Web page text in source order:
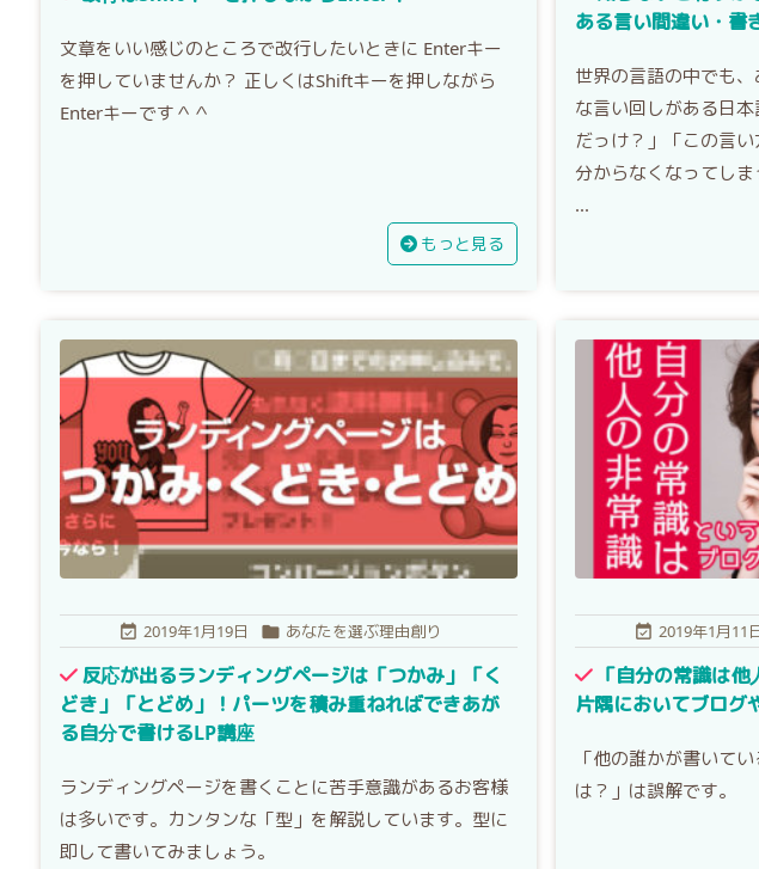
文章をいい感じのところで改行したいときに Enterキー
を押していませんか？ 正しくはShiftキーを押しながら
Enterキーです＾＾
もっと見る
ある言い間違い・書
世界の言語の中でも
な言い回しがある日
だっけ？」「この言
分からなくなってし
...
 2019年1月19日  あなたを選ぶ理由創り
反応が出るランディングページは「つかみ」「く
どき」「とどめ」！パーツを積み重ねればできあが
る自分で書けるLP講座
ランディングページを書くことに苦手意識があるお客様
は多いです。カンタンな「型」を解説しています。型に
即して書いてみましょう。
 2019年1月11
「自分の常識は
片隅においてブログ
「他の誰かが書いて
は？」は誤解です。